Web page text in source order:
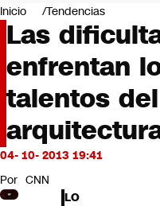
Negocios
Deportes
Programas completos
Cultura
Servicios
Bits
CNN tiempo
Futuro 360
Inicio Tendencias
Las
enfrentan
talentos
04- 10- 2013 19:41
Por CNN
LO